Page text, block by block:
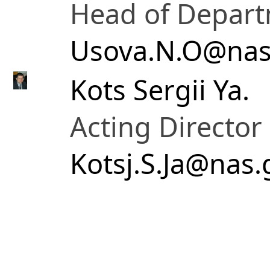
Head of
Kots Sergii Ya.
Acting Director